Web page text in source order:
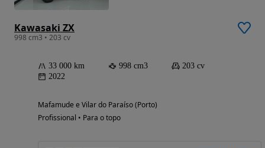
Kawasaki ZX
998 cm3 • 203 cv
33 000 km 998 cm3
203 cv
2022
Mafamude e Vilar do Paraíso (Porto)
Profissional • Para o topo